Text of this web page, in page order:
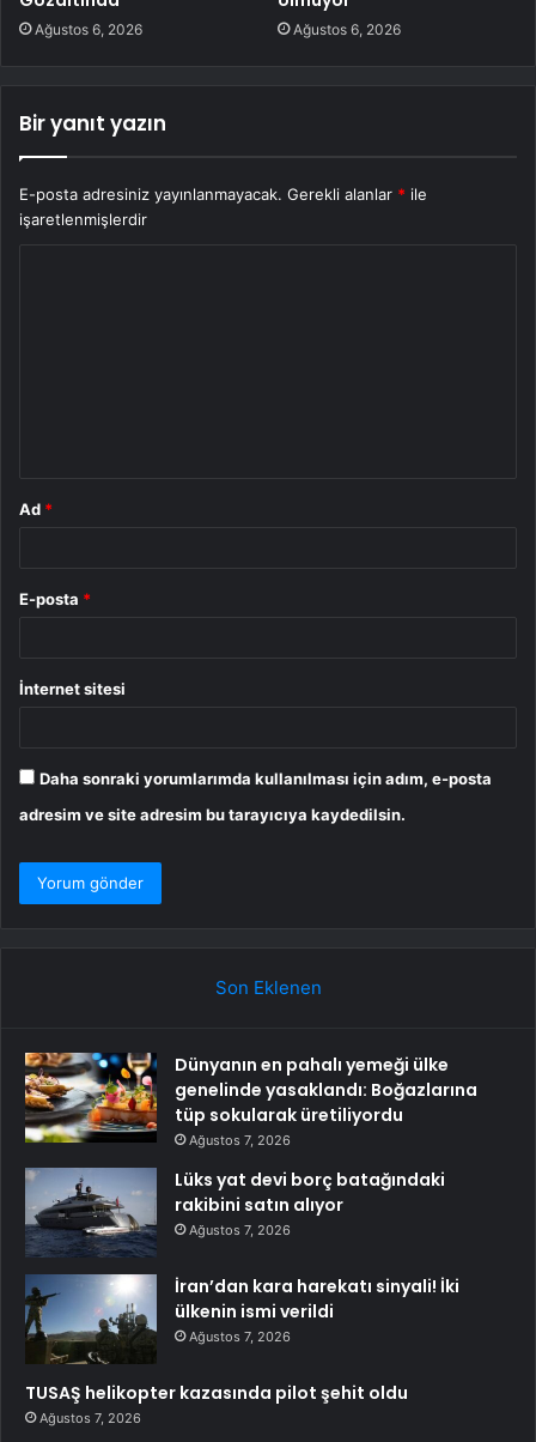
Ağustos 6, 2026 Ağustos 6, 2026
Bir yanıt yazın
E-posta adresiniz yayınlanmayacak. Gerekli alanlar * ile
işaretlenmişlerdir
Ad *
E-posta *
İnternet sitesi
Daha sonraki yorumlarımda kullanılması için adım, e-posta
adresim ve site adresim bu tarayıcıya kaydedilsin.
Son Eklenen
Dünyanın en pahalı yemeği ülke
genelinde yasaklandı: Boğazlarına
tüp sokularak üretiliyordu
Ağustos 7, 2026
Lüks yat devi borç batağındaki
rakibini satın alıyor
Ağustos 7, 2026
İran’dan kara harekatı sinyali! İki
ülkenin ismi verildi
Ağustos 7, 2026
TUSAŞ helikopter kazasında pilot şehit oldu
Ağustos 7, 2026